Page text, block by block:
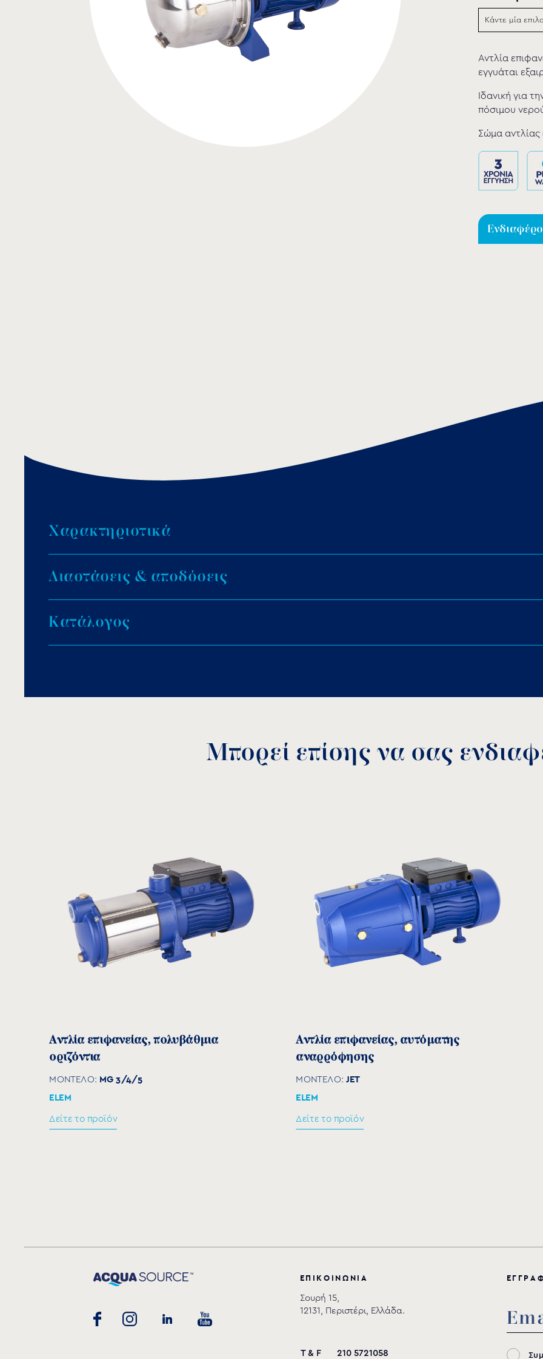
Αντλία
εγγυάται
Ιδανική για
πόσιμου
Σώμα αντλίας
Χαρακτηριστικά
Σώμα αντλίας: Ανοξείδωτο ατσάλι.
Υλικό φτερωτής: PPO πλαστικό.
Τάση: 230V/50Hz.
Βάρος: 8kg.
Διαστάσεις & αποδόσεις
Καμπύλες απόδοσης
Κατάλογος
Αποθήκευση
Μπορεί επίσης να σας
Αντλία επιφανείας, πολυβάθμια
οριζόντια
ΜΟΝΤΕΛΟ: MG 3/4/5
ELEM
Δείτε το προϊόν
Αντλία επιφανείας, αυτόματης
αναρρόφησης
ΜΟΝΤΕΛΟ: JET
ELEM
Δείτε το προϊόν
ΕΠ Ι ΚΟ Ι ΝΩ ΝΙ Α
Σουρή 15,
12131, Περιστέρι, Ελλάδα.
T & F 210 5721058
ΕΓ ΓΡΑ